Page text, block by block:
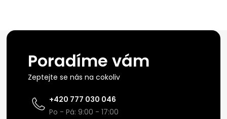
Poradíme vám
Zeptejte se nás na cokoliv
+420 777 030 046
Po - Pá: 9:00 - 17:00